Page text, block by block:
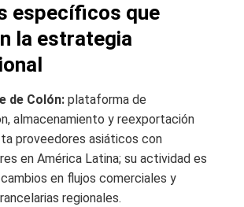
específicos que
la estrategia
de Colón: plataforma de
almacenamiento y reexportación
proveedores asiáticos con
en América Latina; su actividad es
en flujos comerciales y
regionales.